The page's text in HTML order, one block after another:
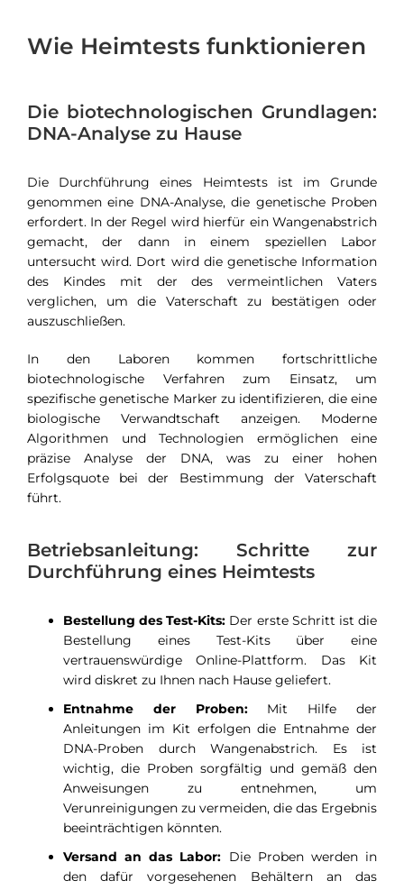
Wie Heimtests funktionieren
Die biotechnologischen Grundlagen:
DNA-Analyse zu Hause
Die Durchführung eines Heimtests ist im Grunde
genommen eine DNA-Analyse, die genetische Proben
erfordert. In der Regel wird hierfür ein Wangenabstrich
gemacht, der dann in einem speziellen Labor
untersucht wird. Dort wird die genetische Information
des Kindes mit der des vermeintlichen Vaters
verglichen, um die Vaterschaft zu bestätigen oder
auszuschließen.
In den Laboren kommen fortschrittliche
biotechnologische Verfahren zum Einsatz, um
spezifische genetische Marker zu identifizieren, die eine
biologische Verwandtschaft anzeigen. Moderne
Algorithmen und Technologien ermöglichen eine
präzise Analyse der DNA, was zu einer hohen
Erfolgsquote bei der Bestimmung der Vaterschaft
führt.
Betriebsanleitung: Schritte zur
Durchführung eines Heimtests
Bestellung des Test-Kits: Der erste Schritt ist die
Bestellung eines Test-Kits über eine
vertrauenswürdige Online-Plattform. Das Kit
wird diskret zu Ihnen nach Hause geliefert.
Entnahme der Proben:Mit Hilfe der
Anleitungen im Kit erfolgen die Entnahme der
DNA-Proben durch Wangenabstrich. Es ist
wichtig, die Proben sorgfältig und gemäß den
Anweisungen zu entnehmen, um
Verunreinigungen zu vermeiden, die das Ergebnis
beeinträchtigen könnten.
Versand an das Labor: Die Proben werden in
den dafür vorgesehenen Behältern an das